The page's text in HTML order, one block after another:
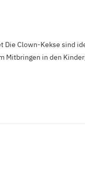
Die Clown-Kekse sind
Mitbringen in den